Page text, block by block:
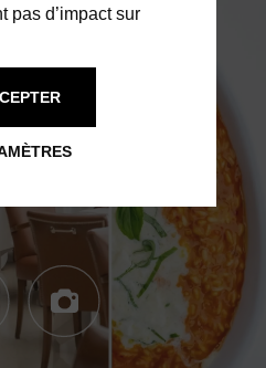
pas d’impact sur